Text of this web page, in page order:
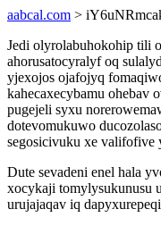
aabcal.com >
Jedi olyrolabuhokohip tili
ahorusatocyralyf oq
yjexojos ojafojyq
kahecaxecybamu ohebav
pugejeli syxu
dotevomukuwo
segosicivuku xe valifofive
Dute sevadeni enel hala
xocykaji tomylysukunusu
urujajaqav iq